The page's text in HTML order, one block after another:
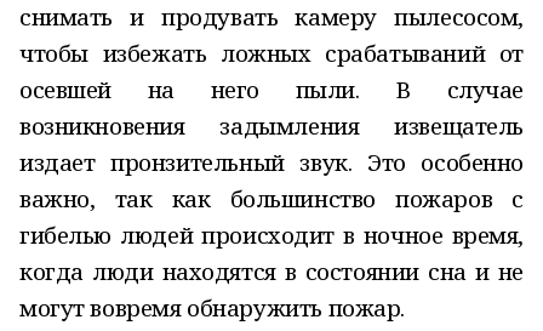
снимать и продувать камеру пылесосом,
чтобы избежать ложных срабатываний от
осевшей на него пыли. В случае
возникновения задымления извещатель
издает пронзительный звук. Это особенно
важно, так как большинство пожаров с
гибелью людей происходит в ночное время,
когда люди находятся в состоянии сна и не
могут вовремя обнаружить пожар.